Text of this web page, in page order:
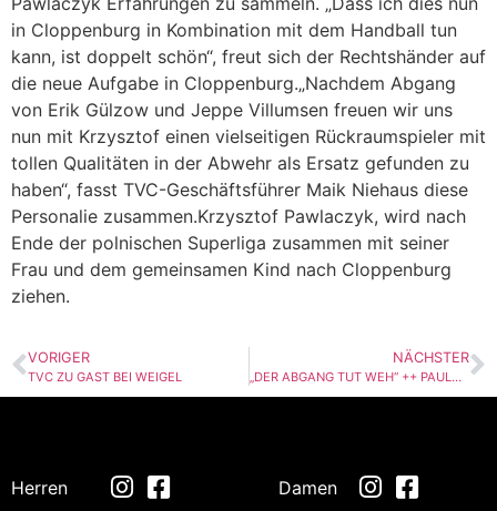
in Cloppenburg in Kombination mit dem Handball tun
kann, ist doppelt schön“, freut sich der Rechtshänder auf
die neue Aufgabe in Cloppenburg.„Nachdem Abgang
von Erik Gülzow und Jeppe Villumsen freuen wir uns
nun mit Krzysztof einen vielseitigen Rückraumspieler mit
tollen Qualitäten in der Abwehr als Ersatz gefunden zu
haben“, fasst TVC-Geschäftsführer Maik Niehaus diese
Personalie zusammen.Krzysztof Pawlaczyk, wird nach
Ende der polnischen Superliga zusammen mit seiner
Frau und dem gemeinsamen Kind nach Cloppenburg
ziehen.
VORIGER
TVC ZU GAST BEI WEIGEL
NÄCHSTER
„DER ABGANG TUT WEH“ ++ PAULUS GÖTTING VERLÄSST DEN TVC
Herren Damen